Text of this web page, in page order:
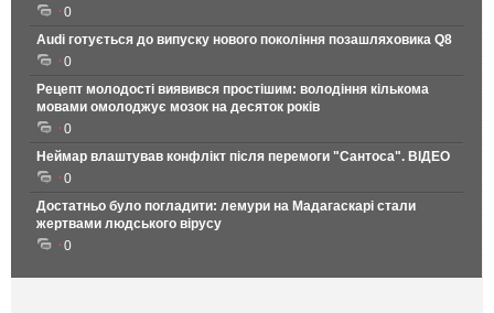
0
Audi готується до випуску нового покоління позашляховика Q8
0
Рецепт молодості виявився простішим: володіння кількома
мовами омолоджує мозок на десяток років
0
Неймар влаштував конфлікт після перемоги "Сантоса". ВІДЕО
0
Достатньо було погладити: лемури на Мадагаскарі стали
жертвами людського вірусу
0